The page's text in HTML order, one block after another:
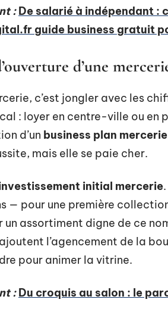
: De salarié à indépendant :
guide business gratuit
d’une
c’est jongler avec les
: loyer en centre-ville ou en
d’un business plan mercerie
mais elle se paie cher.
initial mercerie
— pour une première
un assortiment digne de ce
l’agencement de la
pour animer la vitrine.
: Du croquis au salon : le